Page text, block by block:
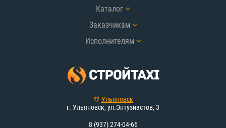
Каталог
Заказчикам
Исполнителям
Ульяновск
г. Ульяновск, ул.Энтузиастов, 3
8 (937) 274-04-66